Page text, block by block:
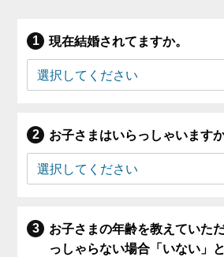
現在結婚されてますか。
お子さまはいらっしゃいますか
お子さまの年齢を教えていた
っしゃらない場合「いない」